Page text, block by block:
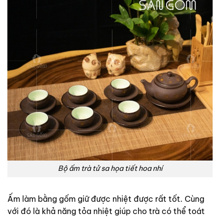
Bộ ấm trà tử sa họa tiết hoa nhí
Ấm làm bằng gốm giữ được nhiệt được rất tốt. Cùng
với đó là khả năng tỏa nhiệt giúp cho trà có thể toát